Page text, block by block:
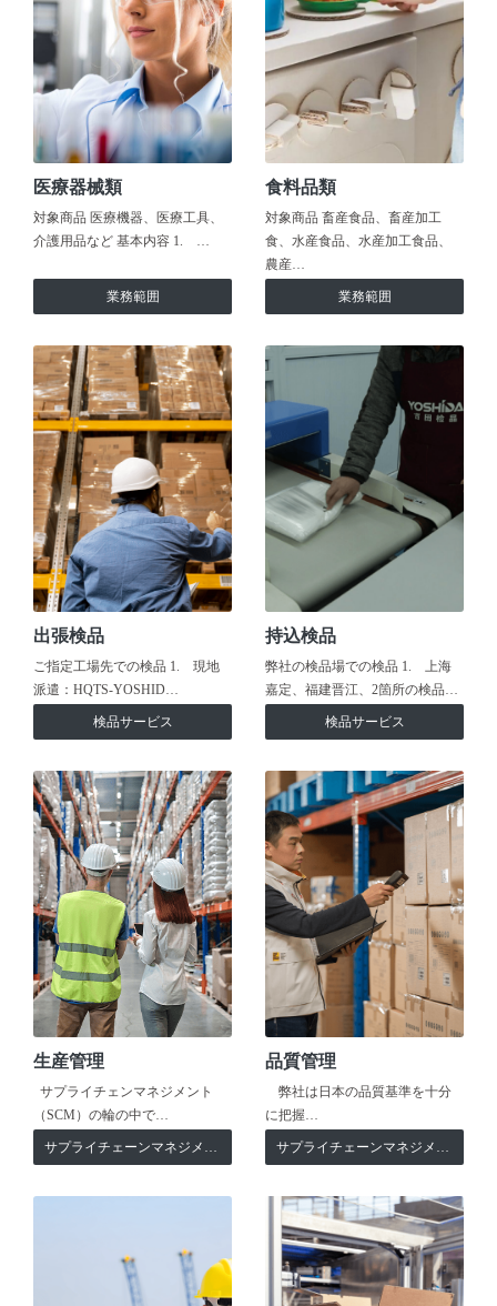
医療器械類
対象商品 医療機器、医療工具、
介護用品など 基本内容 1. …
業務範囲
食料品類
対象商品 畜産食品、畜産加工
食、水産食品、水産加工食品、
農産…
業務範囲
出張検品
ご指定工場先での検品 1. 現地
派遣：HQTS-YOSHID…
検品サービス
持込検品
弊社の検品場での検品 1. 上海
嘉定、福建晋江、2箇所の検品…
検品サービス
生産管理
サプライチェンマネジメント
（SCM）の輪の中で…
サプライチェーンマネジメント
品質管理
弊社は日本の品質基準を十分
に把握…
サプライチェーンマネジメント